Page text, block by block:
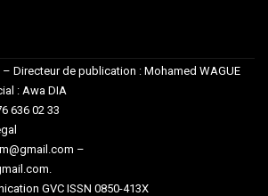
Directeur de publication : Mohamed WAGUE
: Awa DIA
636 02 33
–
GVC ISSN 0850-413X